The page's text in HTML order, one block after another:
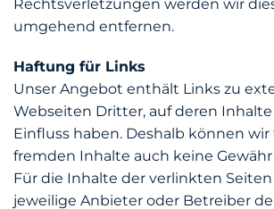
Rechtsverletzungen werden wir
umgehend entfernen.
Haftung für Links
Unser Angebot enthält Links zu
Webseiten Dritter, auf deren
Einfluss haben. Deshalb können wir
fremden Inhalte auch keine
Für die Inhalte der verlinkten
jeweilige Anbieter oder Betreiber